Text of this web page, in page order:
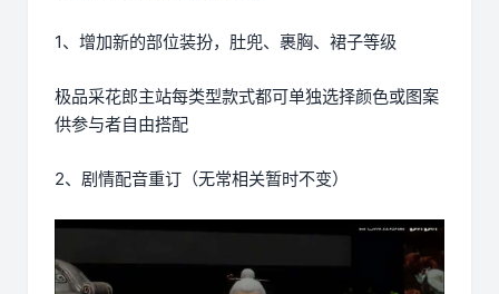
1、增加新的部位装扮，肚兜、裹胸、裙子等级
极品采花郎主站每类型款式都可单独选择颜色或图案
供参与者自由搭配
2、剧情配音重订（无常相关暂时不变）